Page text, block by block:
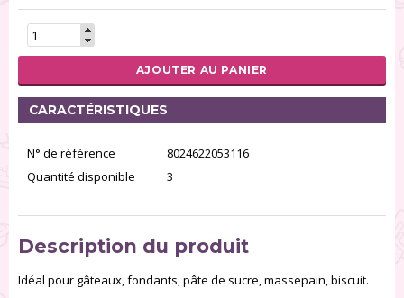
Outils pour pâte à sucre (86)
Presses à textures (26)
RÉINITIALISER LA RECHERCHE
AJOUTER AU PANIER
CARACTÉRISTIQUES
N° de référence
8024622053116
Quantité disponible
3
Description du produit
Idéal pour gâteaux, fondants, pâte de sucre, massepain, biscuit.